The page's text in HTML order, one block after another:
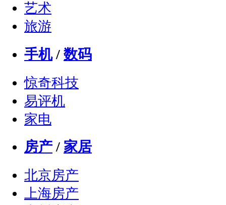
艺术
旅游
手机 / 数码
惊奇科技
易评机
家电
房产 / 家居
北京房产
上海房产